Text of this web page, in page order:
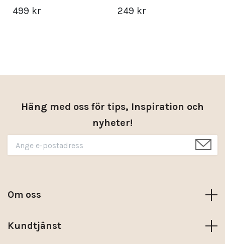
499 kr 249 kr
Häng med oss för tips, Inspiration och
nyheter!
Om oss
Kundtjänst